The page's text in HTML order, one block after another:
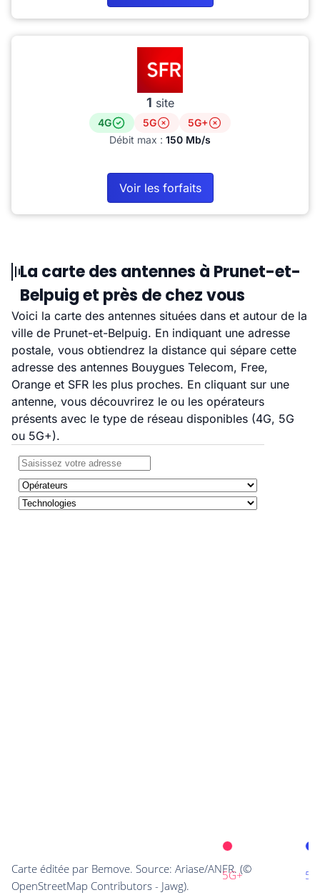
1 site
4G 5G
5G+
Débit max : 150 Mb/s
Voir les forfaits
La carte des antennes à Prunet-et-
Belpuig et près de chez vous
Voici la carte des antennes situées dans et autour de la
ville de Prunet-et-Belpuig. En indiquant une adresse
postale, vous obtiendrez la distance qui sépare cette
adresse des antennes Bouygues Telecom, Free,
Orange et SFR les plus proches. En cliquant sur une
antenne, vous découvrirez le ou les opérateurs
présents avec le type de réseau disponibles (4G, 5G
ou 5G+).